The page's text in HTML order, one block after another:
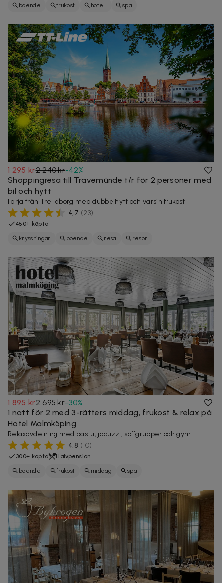
boende frukost hotell spa
1 295 kr2 240 kr-42%
Shoppingresa till Travemünde t/r för 2 personer med
bil och hytt
Färja från Trelleborg med dubbelhytt och varsin frukost
4,7 (23)
450+ köpta
kryssningar boende resa resor
1 895 kr2 695 kr-30%
1 natt för 2 med 3-rätters middag, frukost & relax på
Hotel Malmköping
Relaxavdelning med bastu, jacuzzi, soffgrupper och gym
4,8 (10)
300+ köpta Halvpension
boende frukost middag spa